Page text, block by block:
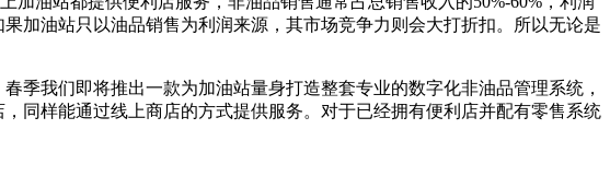
加油站只以油品销售为利润来源，其市场竞争力则会大打折扣。所以无论是
季我们即将推出一款为加油站量身打造整套专业的数字化非油品管理系统，
同样能通过线上商店的方式提供服务。对于已经拥有便利店并配有零售系统